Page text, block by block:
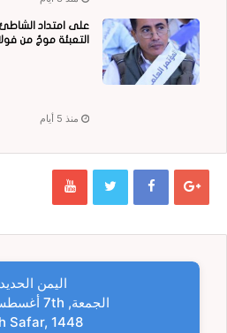
على امتداد
التعبئة موجٌ من
منذ 5 أيام
اليمن
الجمعة, 7th أغسطس, 2026
Safar, 1448